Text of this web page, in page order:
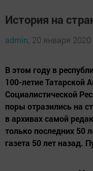
История на
admin, 20 января 2020
В этом году в
100-летие Татарской
Социалистической
поры отразились на
в архивах самой
только последних 50
газета 50 лет назад.